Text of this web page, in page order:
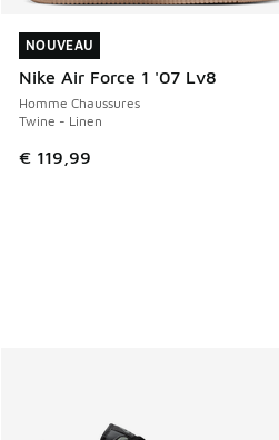
NOUVEAU
Nike Air Force 1 '07 Lv8
Homme Chaussures
Twine - Linen
€ 119,99
NOUVEAU